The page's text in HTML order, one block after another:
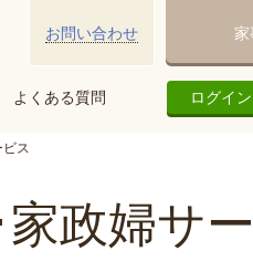
よくある質問 ログイン
お問い合わせ
ス
政婦サ